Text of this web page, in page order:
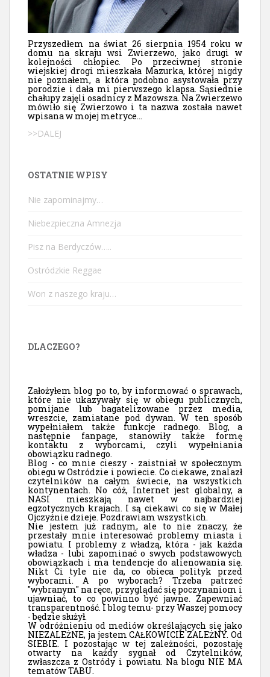
Przyszedłem na świat 26 sierpnia 1954 roku w
domu na skraju wsi Zwierzewo, jako drugi w
kolejności chłopiec. Po przeciwnej stronie
wiejskiej drogi mieszkała Mazurka, której nigdy
nie poznałem, a która podobno asystowała przy
porodzie i dała mi pierwszego klapsa. Sąsiednie
chałupy zajęli osadnicy z Mazowsza. Na Zwierzewo
mówiło się Zwierzowo i ta nazwa została nawet
wpisana w mojej metryce...
>>DALEJ
OSTATNIE WPISY
Nie zapominajmy…
Niebezpieczna Amnezja
Pisz na Berdyczów…..
Ostródzkie Reggae
Won z naszego kraju…
DLACZEGO?
Założyłem blog po to, by informować o sprawach,
które nie ukazywały się w obiegu publicznych,
pomijane lub bagatelizowane przez media,
wreszcie, zamiatane pod dywan. W ten sposób
wypełniałem także funkcje radnego. Blog, a
następnie fanpage, stanowiły także formę
kontaktu z wyborcami, czyli wypełniania
obowiązku radnego.
Blog - co mnie cieszy - zaistniał w społecznym
obiegu w Ostródzie i powiecie. Co ciekawe, znalazł
czytelników na całym świecie, na wszystkich
kontynentach. No cóż, Internet jest globalny, a
NASI mieszkają nawet w najbardziej
egzotycznych krajach. I są ciekawi co się w Małej
Ojczyźnie dzieje. Pozdrawiam wszystkich.
Nie jestem już radnym, ale to nie znaczy, że
przestały mnie interesować problemy miasta i
powiatu. I problemy z władzą, która - jak każda
władza - lubi zapominać o swych podstawowych
obowiązkach i ma tendencje do alienowania się.
Nikt Ci tyle nie da, co obieca polityk przed
wyborami. A po wyborach? Trzeba patrzeć
"wybranym" na ręce, przyglądać się poczynaniom i
ujawniać, to co powinno być jawne. Zapewniać
transparentność. I blog temu- przy Waszej pomocy
- będzie służył.
W odróżnieniu od mediów określających się jako
NIEZALEŻNE, ja jestem CAŁKOWICIE ZALEŻNY. Od
SIEBIE. I pozostając w tej zależności, pozostaję
otwarty na każdy sygnał od Czytelników,
zwłaszcza z Ostródy i powiatu. Na blogu NIE MA
tematów TABU.